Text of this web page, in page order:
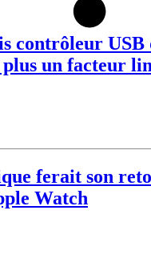
contrôleur USB
plus un facteur
ferait son
Watch